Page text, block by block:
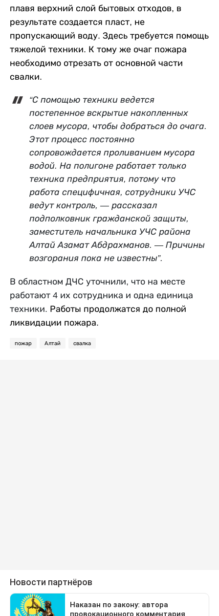
плавя верхний слой бытовых отходов, в
результате создается пласт, не
пропускающий воду. Здесь требуется помощь
тяжелой техники. К тому же очаг пожара
необходимо отрезать от основной части
свалки.
“С помощью техники ведется
постепенное вскрытие накопленных
слоев мусора, чтобы добраться до очага.
Этот процесс постоянно
сопровождается проливанием мусора
водой. На полигоне работает только
техника предприятия, потому что
работа специфичная, сотрудники УЧС
ведут контроль, — рассказал
подполковник гражданской защиты,
заместитель начальника УЧС района
Алтай Азамат Абдрахманов. — Причины
возгорания пока не известны”.
В областном ДЧС уточнили, что на месте
работают 4 их сотрудника и одна единица
техники. Работы продолжатся до полной
ликвидации пожара.
пожар Алтай свалка